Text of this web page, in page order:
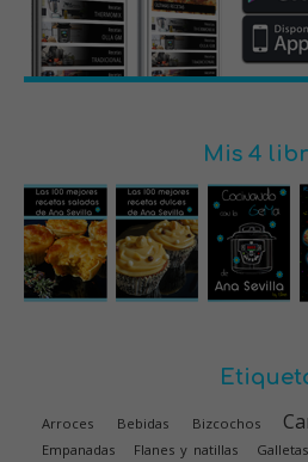
Mis 4
Arroces Bebidas Bizcochos
Empanadas Flanes y natillas